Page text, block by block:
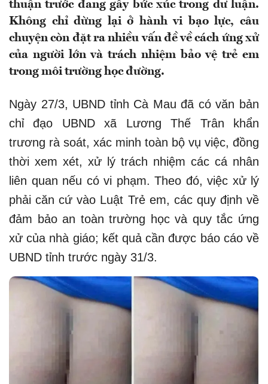
thuận trước đang gây bức xúc trong dư luận.
Không chỉ dừng lại ở hành vi bạo lực, câu
chuyện còn đặt ra nhiều vấn đề về cách ứng xử
của người lớn và trách nhiệm bảo vệ trẻ em
trong môi trường học đường.
Ngày 27/3, UBND tỉnh Cà Mau đã có văn bản
chỉ đạo UBND xã Lương Thế Trân khẩn
trương rà soát, xác minh toàn bộ vụ việc, đồng
thời xem xét, xử lý trách nhiệm các cá nhân
liên quan nếu có vi phạm. Theo đó, việc xử lý
phải căn cứ vào Luật Trẻ em, các quy định về
đảm bảo an toàn trường học và quy tắc ứng
xử của nhà giáo; kết quả cần được báo cáo về
UBND tỉnh trước ngày 31/3.